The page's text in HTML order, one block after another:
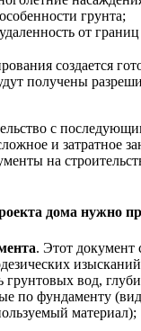
грунта;
от границ
создается
получены
с
и затратное
на
дома нужно
. Этот документ
грунтовых вод,
по фундаменту
материал);